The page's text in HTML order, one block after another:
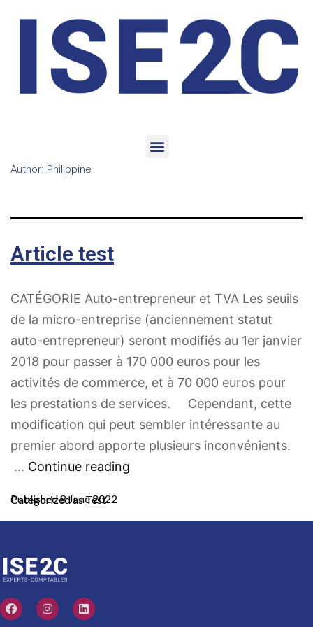
Author: Philippine
Article test
CATÉGORIE Auto-entrepreneur et TVA Les seuils
de la micro-entreprise (anciennement statut
auto-entrepreneur) seront modifiés au 1er janvier
2018 pour passer à 170 000 euros pour les
activités de commerce, et à 70 000 euros pour
les prestations de services. Cependant, cette
modification qui peut sembler intéressante au
premier abord apporte plusieurs inconvénients.
… Continue reading
Published8 June 2022
Categorized asTest